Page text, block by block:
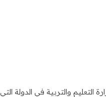
والتربية في الدولة التي